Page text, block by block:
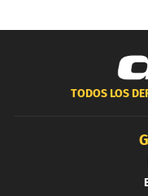
TODOS LOS